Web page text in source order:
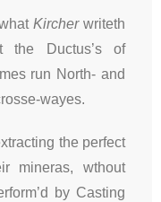
Kircherwriteth
the Ductus’s of
run North- and
wayes.
the perfect
mineras, wthout
by Casting